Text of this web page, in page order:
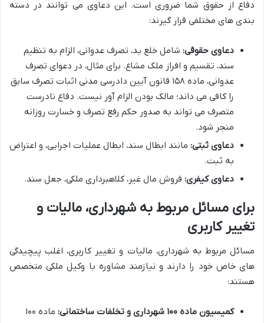
دفاع از حقوق شما ضروری است. این دعاوی می توانند در دسته
بندی های مختلفی قرار گیرند:
دعاوی حقوقی: شامل خلع ید، تصرف عدوانی، الزام به تنظیم
سند، تقسیم و افراز ملک مشاع. برای مثال، در دعوای تصرف
عدوانی، ماده ۱۵۸ قانون آیین دادرسی مدنی اثبات تصرف سابق
را کافی می داند؛ مالک بودن الزام آور نیست. دفاع نادرست
متصرف می تواند به صدور حکم رفع تصرف و خسارت روزانه
منجر شود.
دعاوی ثبتی: مانند ابطال سند، ابطال عملیات اجرایی، و اعتراض
به ثبت.
دعاوی کیفری: فروش مال غیر، کلاهبرداری ملکی، جعل سند.
برای مسائل مربوط به شهرداری، مالیات و
تغییر کاربری
مسائل مربوط به شهرداری، مالیات و تغییر کاربری، اغلب پیچیدگی
های خاص خود را دارند و نیازمند مشاوره با وکیل ملکی متخصص
هستند:
کمیسیون ماده ۱۰۰ شهرداری و تخلفات ساختمانی:
ماده ۱۰۰